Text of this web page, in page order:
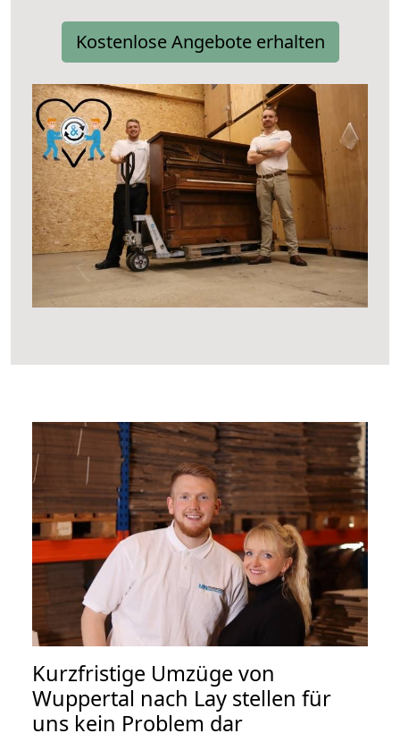
Kostenlose Angebote erhalten
Kurzfristige Umzüge von
Wuppertal nach Lay stellen für
uns kein Problem dar